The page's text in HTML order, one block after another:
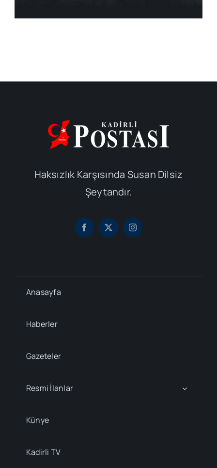
Haksızlık Karşısında Susan Dilsiz
Şeytandır.
Anasayfa
Haberler
Gazeteler
Resmi İlanlar
Künye
Kadirli TV